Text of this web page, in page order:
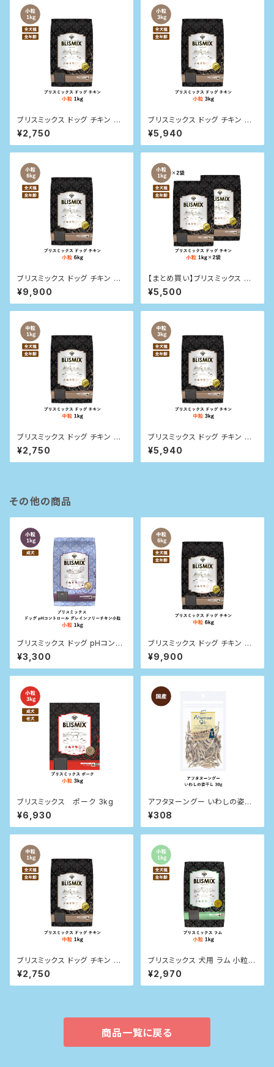
ブリスミックス ドッグ チキン 小
粒 1kg
¥2,750
ブリスミックス ドッグ チキン 小
粒 3kg
¥5,940
ブリスミックス ドッグ チキン 小
粒 6kg
¥9,900
【まとめ買い】ブリスミックス ドッ
グ チキン 小粒 1kg×2袋
¥5,500
ブリスミックス ドッグ チキン 中
粒 1kg
¥2,750
ブリスミックス ドッグ チキン 中
粒 3kg
¥5,940
その他の商品
ブリスミックス ドッグ pHコント
ロール グレインフリーチキン小
粒（犬用） 1kg
¥3,300
ブリスミックス ドッグ チキン 中
粒 6kg
¥9,900
ブリスミックス ポーク 3kg
¥6,930
アフタヌーングー いわしの姿干
し 30g
¥308
ブリスミックス ドッグ チキン 中
粒 1kg
¥2,750
ブリスミックス 犬用 ラム 小粒1k
g
¥2,970
商品一覧に戻る